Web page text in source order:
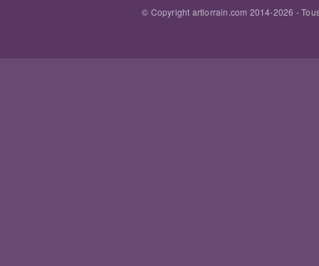
© Copyright artlorrain.com 2014-2026 -